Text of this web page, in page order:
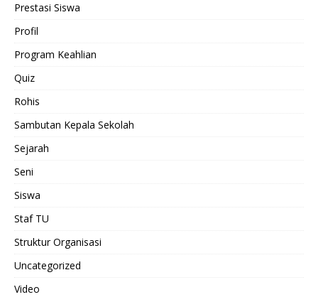
Prestasi Siswa
Profil
Program Keahlian
Quiz
Rohis
Sambutan Kepala Sekolah
Sejarah
Seni
Siswa
Staf TU
Struktur Organisasi
Uncategorized
Video